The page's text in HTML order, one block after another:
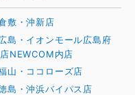
敷・沖新店
島・イオンモール広島府
NEWCOM内店
山・ココローズ店
島・沖浜バイパス店